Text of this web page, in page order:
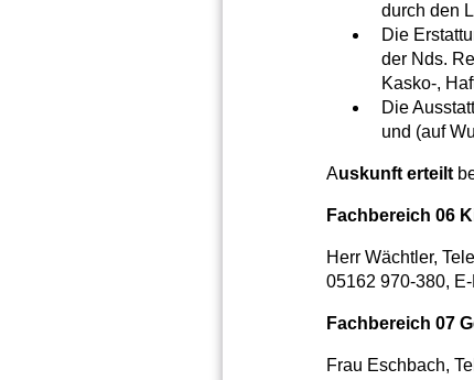
durch den
Die
der Nds.
Kasko-,
Die
und (auf
Auskunft erteilt
Fachbereich 06
Herr Wächtler,
05162 970-380,
Fachbereich 07
Frau Eschbach,